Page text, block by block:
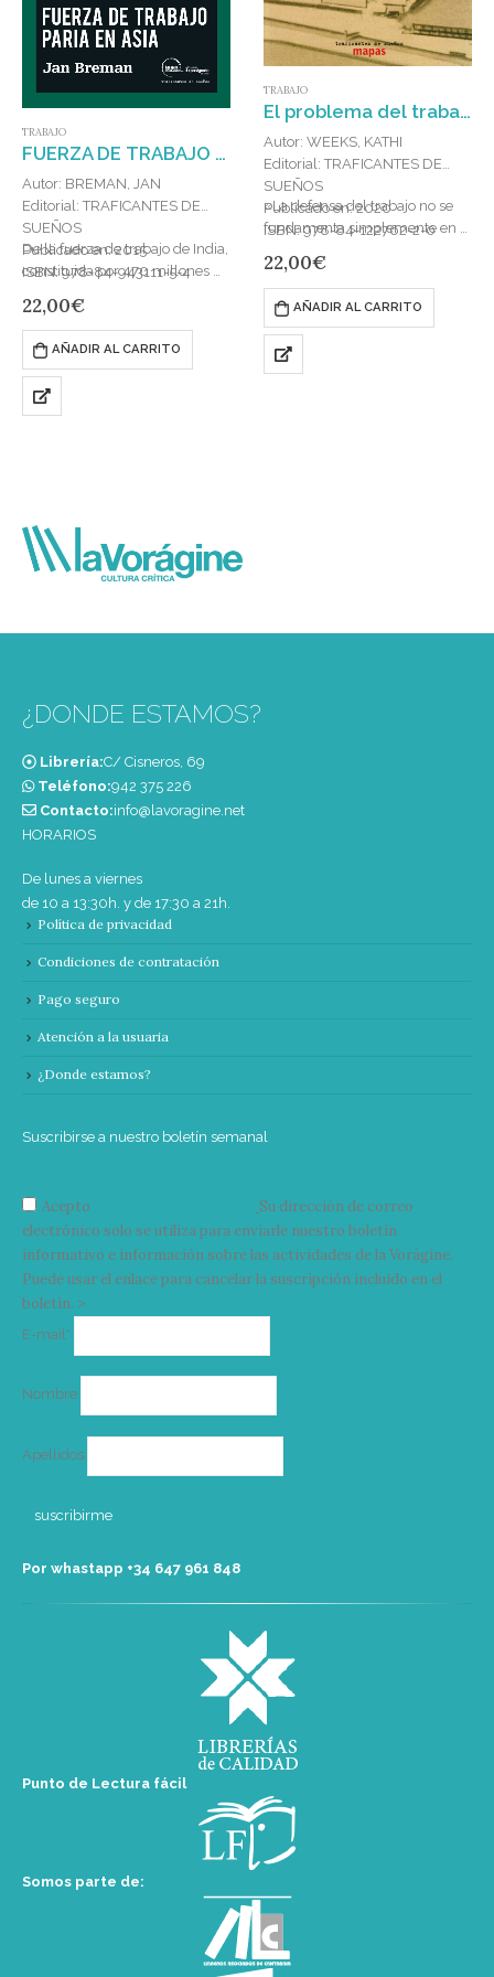
TRABAJO
FUERZA DE TRABAJO PARIA EN ASIA
Autor: BREMAN, JAN
Editorial: TRAFICANTES DE
SUEÑOS
Publicado en: 2015
ISBN: 978-84-943111-5-4
De la fuerza de trabajo de India,
constituida por 470 millones de
430 millones, trabaja…
22,00€
AÑADIR AL CARRITO
TRABAJO
El problema del trabajo : Feminismo, marxismo, políticas contra el trabajo e imaginarios más allá del trabajo
Autor: WEEKS, KATHI
Editorial: TRAFICANTES DE
SUEÑOS
Publicado en: 2020
ISBN: 978-84-122762-2-0
«La defensa del trabajo no se
fundamenta simplemente en la
deber social; se suele
comprender como una
práctica…
22,00€
AÑADIR AL CARRITO
¿DONDE ESTAMOS?
Librería:C/ Cisneros, 69
Teléfono:‭942 375 226‬
Contacto:info@lavoragine.net
HORARIOS
De lunes a viernes
de 10 a 13:30h. y de 17:30 a 21h.
Política de privacidad
Condiciones de contratación
Pago seguro
Atención a la usuaria
¿Donde estamos?
Suscribirse a nuestro boletín semanal
Acepto
Su dirección de correo
electrónico solo se utiliza para enviarle nuestro boletín
informativo e información sobre las actividades de la Vorágine.
Puede usar el enlace para cancelar la suscripción incluido en el
boletín. >
E-mail*
Nombre
Apellidos
Por whastapp +34 ‭647 961 848‬
Punto de Lectura fácil
Somos parte de: